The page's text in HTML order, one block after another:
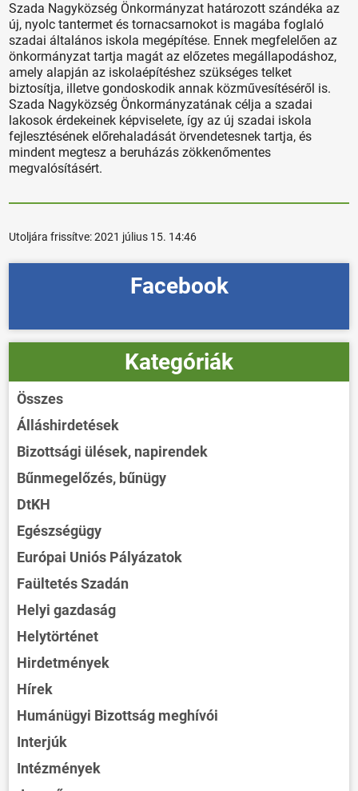
Szada Nagyközség Önkormányzat határozott szándéka az
új, nyolc tantermet és tornacsarnokot is magába foglaló
szadai általános iskola megépítése. Ennek megfelelően az
önkormányzat tartja magát az előzetes megállapodáshoz,
amely alapján az iskolaépítéshez szükséges telket
biztosítja, illetve gondoskodik annak közművesítéséről is.
Szada Nagyközség Önkormányzatának célja a szadai
lakosok érdekeinek képviselete, így az új szadai iskola
fejlesztésének előrehaladását örvendetesnek tartja, és
mindent megtesz a beruházás zökkenőmentes
megvalósításért.
Utoljára frissítve:2021 július 15. 14:46
Facebook
Kategóriák
Összes
Álláshirdetések
Bizottsági ülések, napirendek
Bűnmegelőzés, bűnügy
DtKH
Egészségügy
Európai Uniós Pályázatok
Faültetés Szadán
Helyi gazdaság
Helytörténet
Hirdetmények
Hírek
Humánügyi Bizottság meghívói
Interjúk
Intézmények